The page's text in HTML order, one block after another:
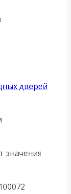
дверей
значения